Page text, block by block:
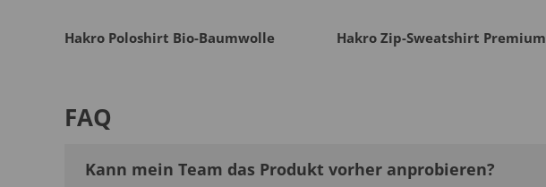
Hakro Poloshirt Bio-Baumwolle Hakro Zip-Sweatshirt Premium
FAQ
Kann mein Team das Produkt vorher anprobieren?